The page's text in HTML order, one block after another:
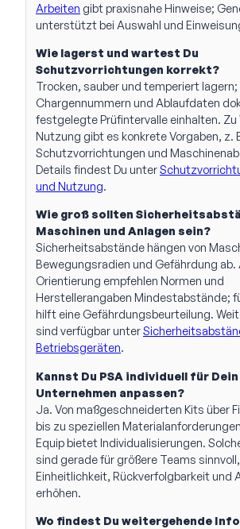
Arbeiten gibt praxisnahe Hinweise;
unterstützt bei Auswahl und
Wie lagerst und wartest Du
Schutzvorrichtungen korrekt?
Trocken, sauber und temperiert lagern;
Chargennummern und Ablaufdaten
festgelegte Prüfintervalle einhalten. Zu
Nutzung gibt es konkrete Vorgaben, z.
Schutzvorrichtungen und
Details findest Du unter
und Nutzung.
Wie groß sollten
Maschinen und Anlagen sein?
Sicherheitsabstände hängen von
Bewegungsradien und Gefährdung ab.
Orientierung empfehlen Normen und
Herstellerangaben Mindestabstände;
hilft eine Gefährdungsbeurteilung.
sind verfügbar unter
Betriebsgeräten.
Kannst Du PSA individuell für Dein
Unternehmen anpassen?
Ja. Von maßgeschneiderten Kits über
bis zu speziellen
Equip bietet Individualisierungen.
sind gerade für größere Teams
Einheitlichkeit, Rückverfolgbarkeit und
erhöhen.
Wo findest Du weitergehende